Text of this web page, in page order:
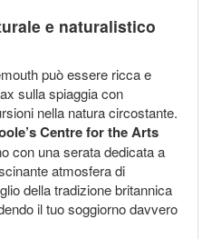
e naturalistico
può essere ricca e
sulla spiaggia con
nella natura circostante.
Centre for the Arts
con una serata dedicata a
atmosfera di
della tradizione britannica
il tuo soggiorno davvero